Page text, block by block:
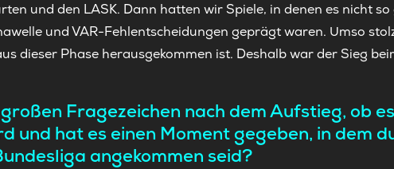
und den LASK. Dann hatten wir Spiele, in denen es nicht
und VAR-Fehlentscheidungen geprägt waren. Umso
dieser Phase herausgekommen ist. Deshalb war der Sieg
Fragezeichen nach dem Aufstieg, ob
und hat es einen Moment gegeben, in dem
angekommen seid?